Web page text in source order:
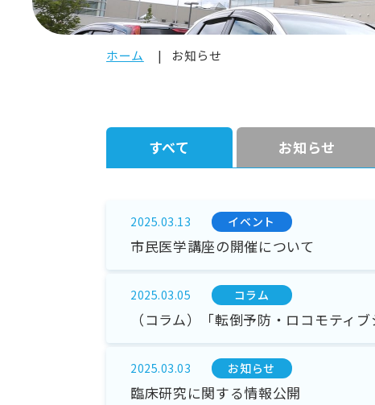
ホーム お知らせ
すべて お知らせ
2025.03.13 イベント
市民医学講座の開催について
2025.03.05 コラム
（コラム）「転倒予防・ロコモティ
2025.03.03 お知らせ
臨床研究に関する情報公開